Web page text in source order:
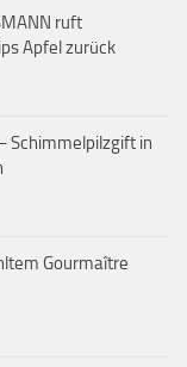
ruft
Apfel zurück
Schimmelpilzgift in
Gourmaître